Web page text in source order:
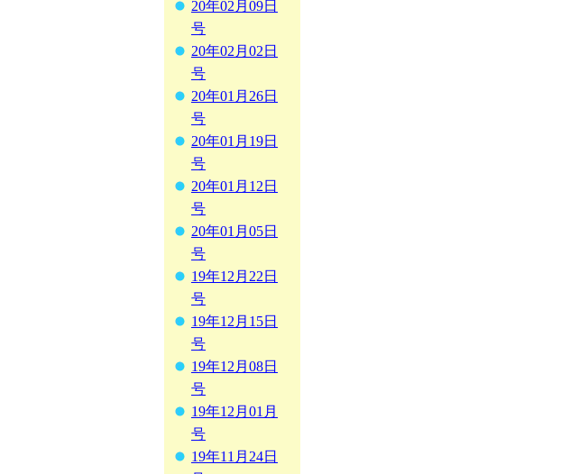
20年02月09日
号
20年02月02日
号
20年01月26日
号
20年01月19日
号
20年01月12日
号
20年01月05日
号
19年12月22日
号
19年12月15日
号
19年12月08日
号
19年12月01月
号
19年11月24日